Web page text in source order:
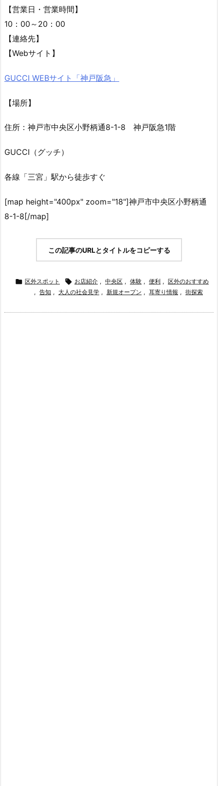
【営業日・営業時間】
10：00～20：00
【連絡先】
【Webサイト】
GUCCI WEBサイト「神戸阪急」
【場所】
住所：神戸市中央区小野柄通8-1-8 神戸阪急1階
GUCCI（グッチ）
各線「三宮」駅から徒歩すぐ
[map height="400px" zoom="18"]神戸市中央区小野柄通
8-1-8[/map]
この記事のURLとタイトルをコピーする
 区外スポット  お店紹介 , 中央区 , 体験 , 便利 , 区外のおすすめ
, 告知 , 大人の社会見学 , 新規オープン , 耳寄り情報 , 街探索